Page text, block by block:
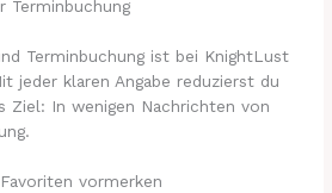
Terminbuchung ist bei KnightLust
jeder klaren Angabe reduzierst du
Ziel: In wenigen Nachrichten von
vormerken